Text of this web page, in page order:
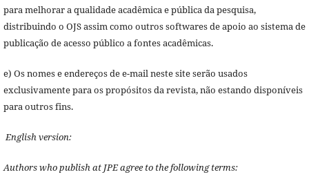
para melhorar a qualidade acadêmica e pública da pesquisa,
distribuindo o OJS assim como outros softwares de apoio ao sistema de
publicação de acesso público a fontes acadêmicas.
e) Os nomes e endereços de e-mail neste site serão usados
exclusivamente para os propósitos da revista, não estando disponíveis
para outros fins.
English version:
Authors who publish at JPE agree to the following terms: